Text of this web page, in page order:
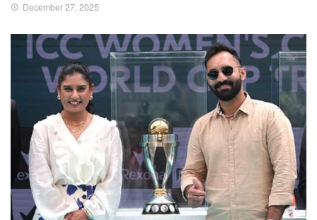
December 27, 2025